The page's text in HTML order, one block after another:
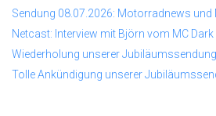
Sendung 08.07.2026: Motorradnews und
Netcast: Interview mit Björn vom MC
Wiederholung unserer
Tolle Ankündigung unserer